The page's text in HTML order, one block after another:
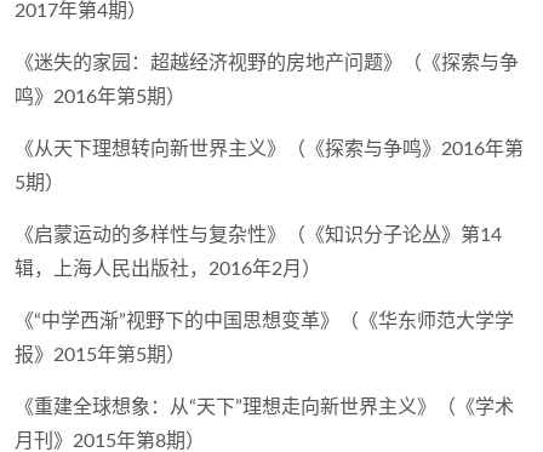
2017年第4期）
《迷失的家园：超越经济视野的房地产问题》（《探索与争
鸣》2016年第5期）
《从天下理想转向新世界主义》（《探索与争鸣》2016年第
5期）
《启蒙运动的多样性与复杂性》（《知识分子论丛》第14
辑，上海人民出版社，2016年2月）
《“中学西渐”视野下的中国思想变革》（《华东师范大学学
报》2015年第5期）
《重建全球想象：从“天下”理想走向新世界主义》（《学术
月刊》2015年第8期）